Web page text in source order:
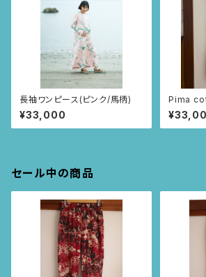
長袖ワンピース(ピンク/馬柄)
¥33,000
Pima
ス (アイ
ょ柄)
セール中の商品